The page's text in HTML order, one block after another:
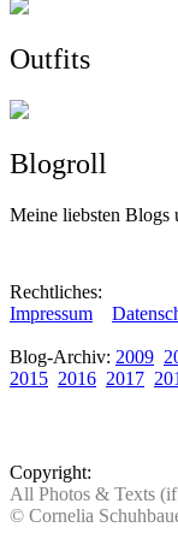
Outfits
Blogroll
Meine liebsten Blogs
Rechtliches:
Impressum
Blog-Archiv: 2009
2015 2016 2017
Copyright:
All Photos & Texts
© Cornelia